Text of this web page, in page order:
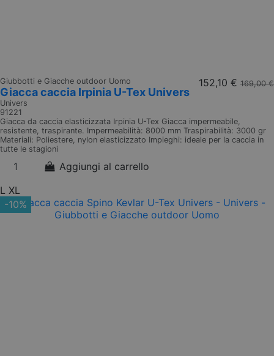
Giubbotti e Giacche outdoor Uomo
Giacca caccia Irpinia U-Tex Univers
Univers
91221
152,10 € 169,00 €
Giacca da caccia elasticizzata Irpinia U-Tex Giacca impermeabile,
resistente, traspirante. Impermeabilità: 8000 mm Traspirabilità: 3000 gr
Materiali: Poliestere, nylon elasticizzato Impieghi: ideale per la caccia in
tutte le stagioni
Aggiungi al carrello
L XL
-10%